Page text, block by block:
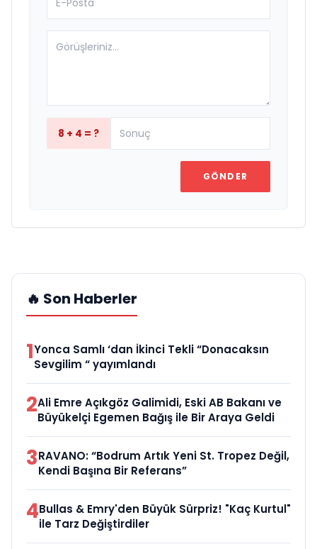
8 + 4 = ?
GÖNDER
🔥 Son Haberler
1Yonca Samlı ‘dan İkinci Tekli “Donacaksın
Sevgilim “ yayımlandı
2Ali Emre Açıkgöz Galimidi, Eski AB Bakanı ve
Büyükelçi Egemen Bağış ile Bir Araya Geldi
3RAVANO: “Bodrum Artık Yeni St. Tropez Değil,
Kendi Başına Bir Referans”
4Bullas & Emry'den Büyük Sürpriz! "Kaç Kurtul"
ile Tarz Değiştirdiler